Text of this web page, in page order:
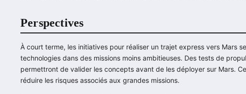
Perspectives
À court terme, les initiatives pour réaliser un trajet express vers Mars
technologies dans des missions moins ambitieuses. Des tests de
permettront de valider les concepts avant de les déployer sur Mars.
réduire les risques associés aux grandes missions.